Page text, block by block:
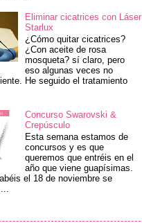
Eliminar cicatrices con Láser
Starlux
¿Cómo quitar cicatrices?
¿Con aceite de rosa
mosqueta? sí claro, pero
eso algunas veces no
He seguido el tratamiento
Concurso Swarovski &
Crepúsculo
Esta semana estamos de
concursos y es que
queremos que entréis en el
año que viene guapísimas.
el 18 de noviembre se